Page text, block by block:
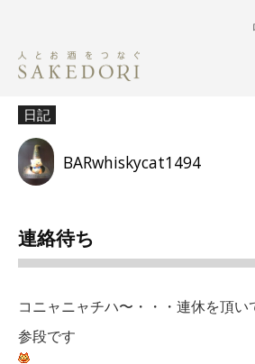
日記
BARwhiskycat1494
連絡待ち
コニャニャチハ〜・・・連休を頂い
参段です